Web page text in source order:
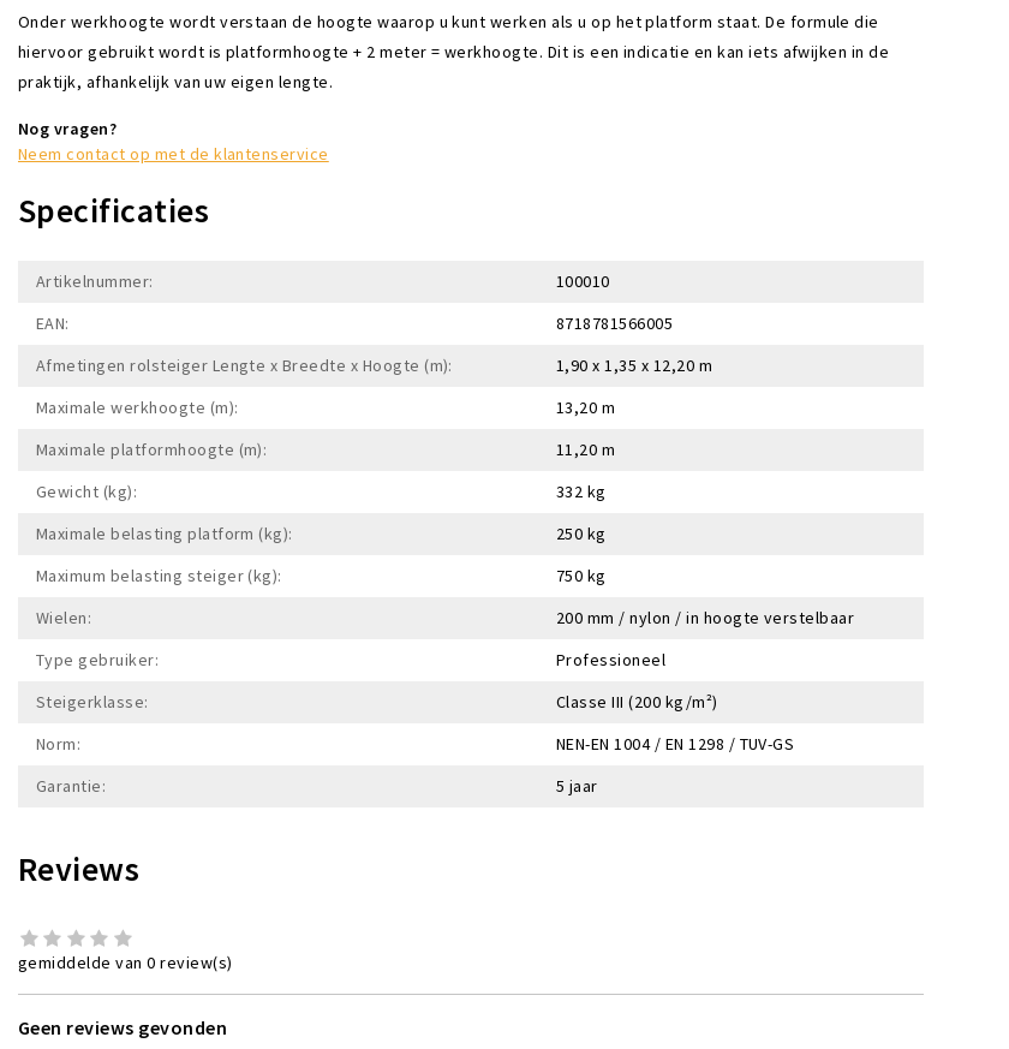
Onder werkhoogte wordt verstaan de hoogte waarop u kunt werken als u op het platform staat. De formule die
hiervoor gebruikt wordt is platformhoogte + 2 meter = werkhoogte. Dit is een indicatie en kan iets afwijken in de
praktijk, afhankelijk van uw eigen lengte.
Nog vragen?
Neem contact op met de klantenservice
Specificaties
Artikelnummer:
100010
EAN:
8718781566005
Afmetingen rolsteiger Lengte x Breedte x Hoogte (m):
1,90 x 1,35 x 12,20 m
Maximale werkhoogte (m):
13,20 m
Maximale platformhoogte (m):
11,20 m
Gewicht (kg):
332 kg
Maximale belasting platform (kg):
250 kg
Maximum belasting steiger (kg):
750 kg
Wielen:
200 mm / nylon / in hoogte verstelbaar
Type gebruiker:
Professioneel
Steigerklasse:
Classe III (200 kg/m²)
Norm:
NEN-EN 1004 / EN 1298 / TUV-GS
Garantie:
5 jaar
Reviews
gemiddelde van 0 review(s)
Geen reviews gevonden